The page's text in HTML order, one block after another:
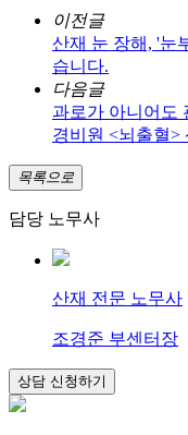
이전글
산재 눈 장해, '눈
습니다.
다음글
과로가 아니어도
경비원 <뇌출혈>
목록으로
담당 노무사
산재 전문 노무사
조경준 부센터장